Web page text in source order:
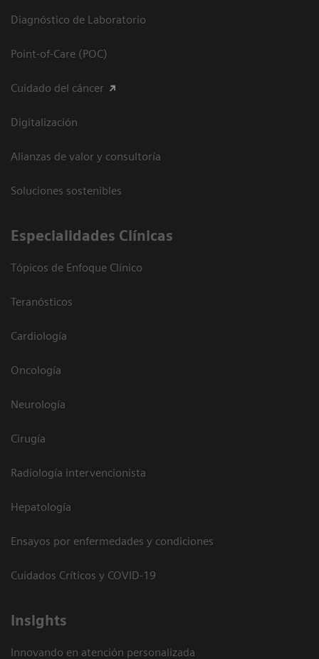
Diagnóstico de Laboratorio
Point-of-Care (POC)
Cuidado del cáncer
Digitalización
Alianzas de valor y consultoría
Soluciones sostenibles
Especialidades Clínicas
Tópicos de Enfoque Clínico
Teranósticos
Cardiología
Oncología
Neurología
Cirugía
Radiología intervencionista
Hepatología
Ensayos por enfermedades y condiciones
Cuidados Críticos y COVID-19
Insights
Innovando en atención personalizada